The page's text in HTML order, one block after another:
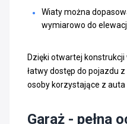
Wiaty można
wymiarowo do
Dzięki otwartej
łatwy dostęp do pojazdu
osoby korzystające z auta
Garaż - pełna